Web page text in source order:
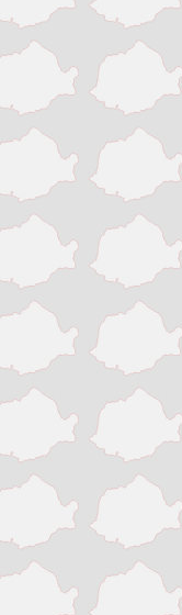
Roman
Sibiu
Sinaia
Slatina
Suceava
Targu
Targu